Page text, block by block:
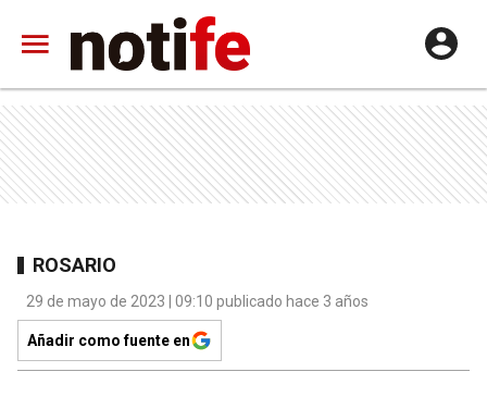
ROSARIO
29 de mayo de 2023 | 09:10 publicado hace 3 años
Añadir como fuente en